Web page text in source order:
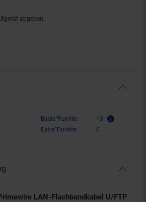
abgeben.
Basis°Punkte:
13
Extra°Punkte:
0
LAN-Flachbandkabel U/FTP